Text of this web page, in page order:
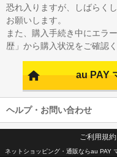
恐れ入りますが、しばらく
お願いします。
また、購入手続き中にエラ
歴」から購入状況をご確認く
au PAY
ヘルプ・お問い合わせ
ご利用規約
ネットショッピング・通販ならau PAY